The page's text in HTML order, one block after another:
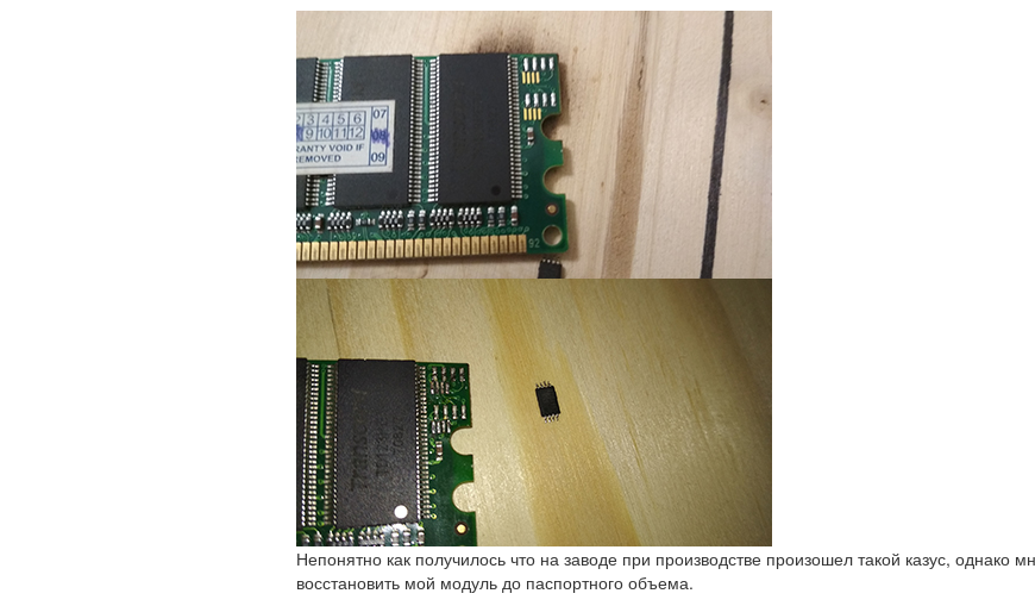
Непонятно как получилось что на заводе при производстве произошел такой казус, однако
восстановить мой модуль до паспортного объема.